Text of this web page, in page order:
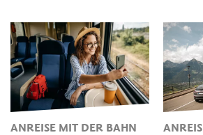
ANREISE MIT DER BAHN